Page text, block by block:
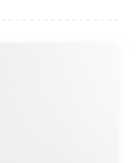
veya
turu gibi aktivitelere
mesafesindeki
yaz aylarında
kenarındaki birçok
su sporları